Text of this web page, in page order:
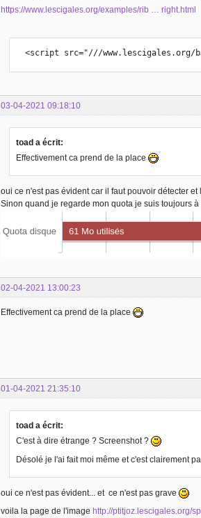
https://www.lescigales.org/examples/rib … right.html
<script src="///
03-04-2021 09:18:10
toad a écrit:
Effectivement ca prend de la place
oui ce n'est pas évident car il faut pouvoir détecter
Sinon quand je regarde mon quota je suis toujours à
02-04-2021 13:00:23
Effectivement ca prend de la place
01-04-2021 21:35:10
toad a écrit:
C'est à dire étrange ? Screenshot ?
Désolé je l'ai fait moi même et c'est clairement
oui ce n'est pas évident... et ce n'est pas grave
voila la page de l'image http://ptitjoz.lescigales.org/